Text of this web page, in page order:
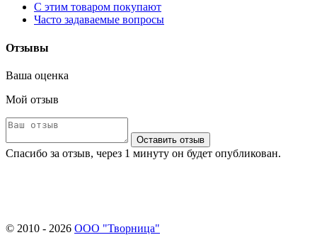
С этим товаром покупают
Часто задаваемые вопросы
Отзывы
Ваша оценка
Мой отзыв
Оставить отзыв
Спасибо за отзыв, через 1 минуту он будет опубликован.
© 2010 - 2026 ООО "Творница"